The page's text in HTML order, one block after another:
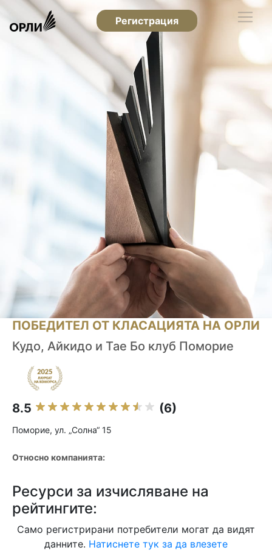
Регистрация
ПОБЕДИТЕЛ ОТ КЛАСАЦИЯТА НА ОРЛИ
Кудо, Айкидо и Тае Бо клуб Поморие
8.5 (6)
Поморие, ул. „Солна“ 15
Относно компанията:
Ресурси за изчисляване на
рейтингите:
Само регистрирани потребители могат да видят
данните. Натиснете тук за да влезете